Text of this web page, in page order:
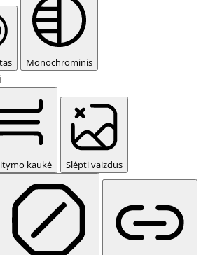
Monochrominis
kaukė Slėpti vaizdus